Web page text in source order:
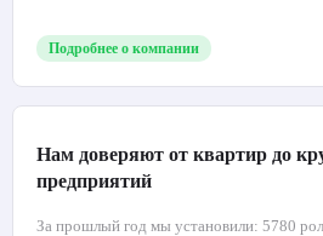
Подробнее о компании
Нам доверяют от квартир до
предприятий
За прошлый год мы установили: 5780